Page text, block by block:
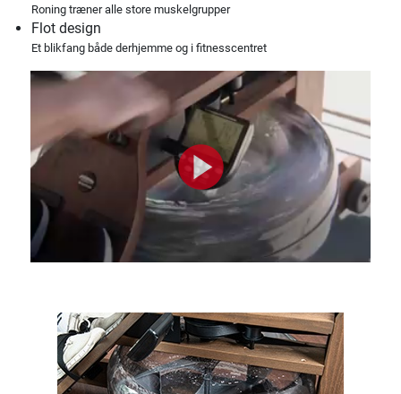
Roning træner alle store muskelgrupper
Flot design
Et blikfang både derhjemme og i fitnesscentret